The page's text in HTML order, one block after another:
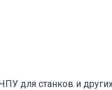
для станков и